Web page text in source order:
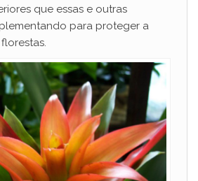
que essas e outras
para proteger a